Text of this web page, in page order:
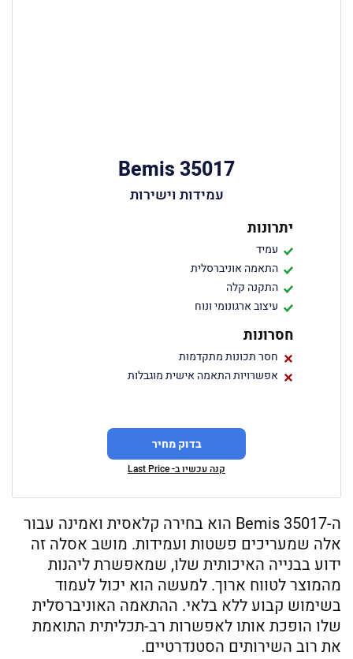
Bemis 35017
עמידות וישירות
יתרונות
עמיד
התאמה אוניברסלית
התקנה קלה
עיצוב ארגונומי ונוח
חסרונות
חסר תכונות מתקדמות
אפשרויות התאמה אישית מוגבלות
בדוק מחיר
קנה עכשיו ב- Last Price
ה-Bemis 35017 הוא בחירה קלאסית ואמינה עבור
אלה שמעריכים פשטות ועמידות. מושב אסלה זה
ידוע בבנייה האיכותית שלו, שמאפשרת ליהנות
מהמוצר לטווח ארוך. למעשה הוא יכול לעמוד
בשימוש קבוע ללא בלאי. ההתאמה האוניברסלית
שלו הופכת אותו לאפשרות רב-תכליתית התואמת
את רוב השירותים הסטנדרטיים.